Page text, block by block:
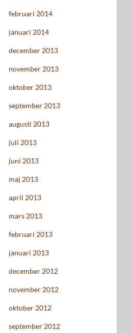
februari 2014
januari 2014
december 2013
november 2013
oktober 2013
september 2013
augusti 2013
juli 2013
juni 2013
maj 2013
april 2013
mars 2013
februari 2013
januari 2013
december 2012
november 2012
oktober 2012
september 2012